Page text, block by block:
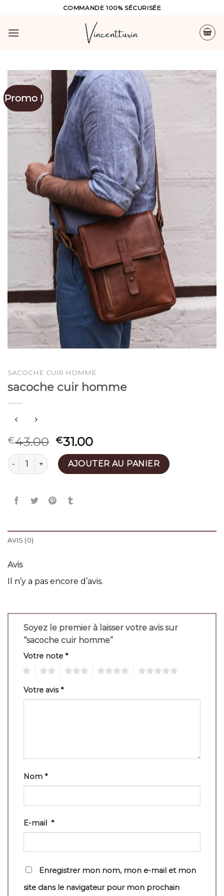
content
COMMANDE 100% SÉCURISÉE
Promo !
SACOCHE CUIR HOMME
sacoche cuir homme
€43.00 €31.00
quantité de sacoche cuir homme
AJOUTER AU PANIER
AVIS (0)
Avis
Il n’y a pas encore d’avis.
Soyez le premier à laisser votre avis sur
“sacoche cuir homme”
Votre note *
Votre avis*
Nom *
E-mail *
Enregistrer mon nom, mon e-mail et mon
site dans le navigateur pour mon prochain